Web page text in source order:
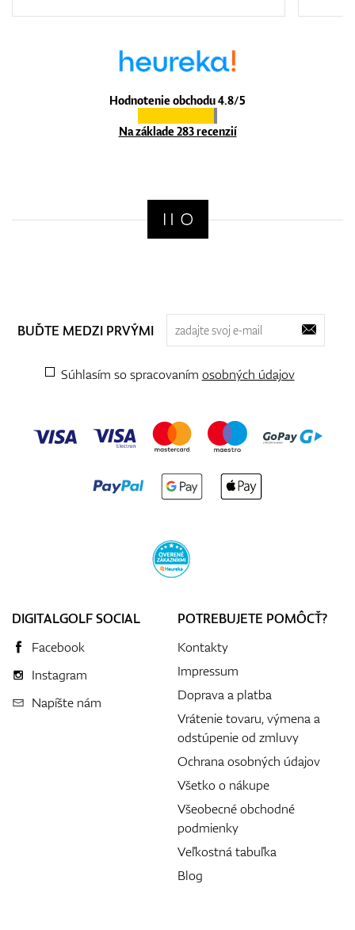
Hodnotenie obchodu 4.8/5
Na základe 283 recenzií
BUĎTE MEDZI PRVÝMI
Súhlasím so spracovaním osobných údajov
DIGITALGOLF SOCIAL
Facebook
Instagram
Napíšte nám
POTREBUJETE POMÔCŤ?
Kontakty
Impressum
Doprava a platba
Vrátenie tovaru, výmena a
odstúpenie od zmluvy
Ochrana osobných údajov
Všetko o nákupe
Všeobecné obchodné
podmienky
Veľkostná tabuľka
Blog